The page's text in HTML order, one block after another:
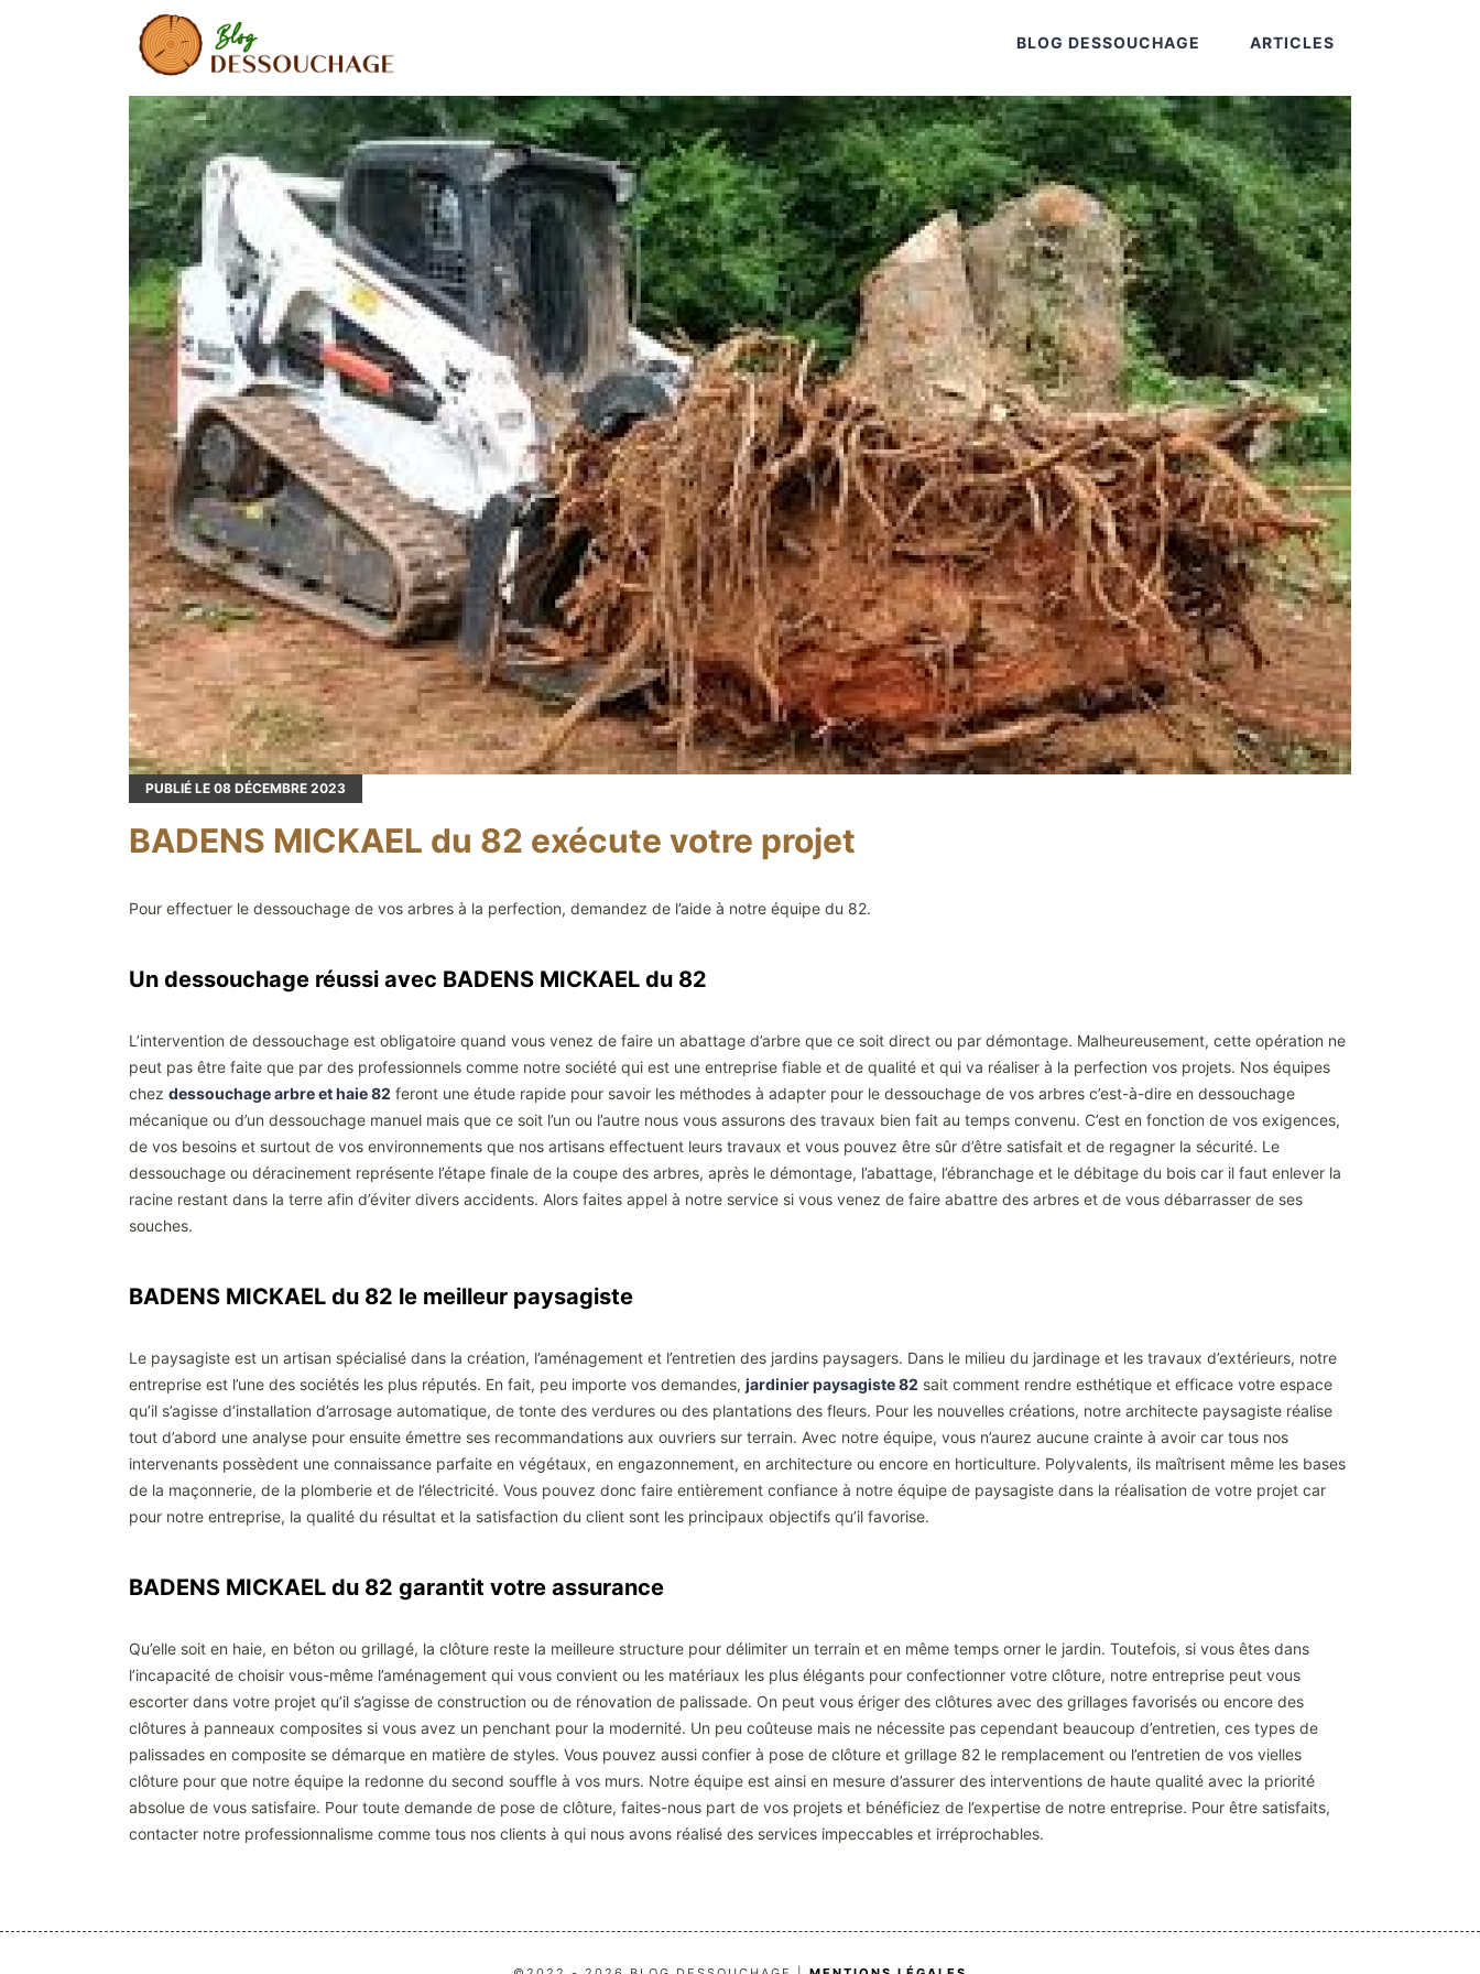
BLOG DESSOUCHAGE ARTICLES
PUBLIÉ LE 08 DÉCEMBRE 2023
BADENS MICKAEL du 82 exécute votre projet
Pour effectuer le dessouchage de vos arbres à la perfection, demandez de l’aide à notre équipe du 82.
Un dessouchage réussi avec BADENS MICKAEL du 82
L’intervention de dessouchage est obligatoire quand vous venez de faire un abattage d’arbre que ce soit direct ou par démontage. Malheureusement, cette opération ne
peut pas être faite que par des professionnels comme notre société qui est une entreprise fiable et de qualité et qui va réaliser à la perfection vos projets. Nos équipes
chez dessouchage arbre et haie 82 feront une étude rapide pour savoir les méthodes à adapter pour le dessouchage de vos arbres c’est-à-dire en dessouchage
mécanique ou d’un dessouchage manuel mais que ce soit l’un ou l’autre nous vous assurons des travaux bien fait au temps convenu. C’est en fonction de vos exigences,
de vos besoins et surtout de vos environnements que nos artisans effectuent leurs travaux et vous pouvez être sûr d’être satisfait et de regagner la sécurité. Le
dessouchage ou déracinement représente l’étape finale de la coupe des arbres, après le démontage, l’abattage, l’ébranchage et le débitage du bois car il faut enlever la
racine restant dans la terre afin d’éviter divers accidents. Alors faites appel à notre service si vous venez de faire abattre des arbres et de vous débarrasser de ses
souches.
BADENS MICKAEL du 82 le meilleur paysagiste
Le paysagiste est un artisan spécialisé dans la création, l’aménagement et l’entretien des jardins paysagers. Dans le milieu du jardinage et les travaux d’extérieurs, notre
entreprise est l’une des sociétés les plus réputés. En fait, peu importe vos demandes, jardinier paysagiste 82 sait comment rendre esthétique et efficace votre espace
qu’il s’agisse d’installation d’arrosage automatique, de tonte des verdures ou des plantations des fleurs. Pour les nouvelles créations, notre architecte paysagiste réalise
tout d’abord une analyse pour ensuite émettre ses recommandations aux ouvriers sur terrain. Avec notre équipe, vous n’aurez aucune crainte à avoir car tous nos
intervenants possèdent une connaissance parfaite en végétaux, en engazonnement, en architecture ou encore en horticulture. Polyvalents, ils maîtrisent même les bases
de la maçonnerie, de la plomberie et de l’électricité. Vous pouvez donc faire entièrement confiance à notre équipe de paysagiste dans la réalisation de votre projet car
pour notre entreprise, la qualité du résultat et la satisfaction du client sont les principaux objectifs qu’il favorise.
BADENS MICKAEL du 82 garantit votre assurance
Qu’elle soit en haie, en béton ou grillagé, la clôture reste la meilleure structure pour délimiter un terrain et en même temps orner le jardin. Toutefois, si vous êtes dans
l’incapacité de choisir vous-même l’aménagement qui vous convient ou les matériaux les plus élégants pour confectionner votre clôture, notre entreprise peut vous
escorter dans votre projet qu’il s’agisse de construction ou de rénovation de palissade. On peut vous ériger des clôtures avec des grillages favorisés ou encore des
clôtures à panneaux composites si vous avez un penchant pour la modernité. Un peu coûteuse mais ne nécessite pas cependant beaucoup d’entretien, ces types de
palissades en composite se démarque en matière de styles. Vous pouvez aussi confier à pose de clôture et grillage 82 le remplacement ou l’entretien de vos vielles
clôture pour que notre équipe la redonne du second souffle à vos murs. Notre équipe est ainsi en mesure d’assurer des interventions de haute qualité avec la priorité
absolue de vous satisfaire. Pour toute demande de pose de clôture, faites-nous part de vos projets et bénéficiez de l’expertise de notre entreprise. Pour être satisfaits,
contacter notre professionnalisme comme tous nos clients à qui nous avons réalisé des services impeccables et irréprochables.